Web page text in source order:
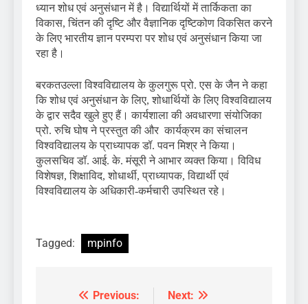
ध्यान शोध एवं अनुसंधान में है। विद्यार्थियों में तार्किकता का
विकास, चिंतन की दृष्टि और वैज्ञानिक दृष्टिकोण विकसित करने
के लिए भारतीय ज्ञान परम्परा पर शोध एवं अनुसंधान किया जा
रहा है।
बरकतउल्ला विश्वविद्यालय के कुलगुरू प्रो. एस के जैन ने कहा
कि शोध एवं अनुसंधान के लिए, शोधार्थियों के लिए विश्वविद्यालय
के द्वार सदैव खुले हुए हैं। कार्यशाला की अवधारणा संयोजिका
प्रो. रुचि घोष ने प्रस्तुत की और कार्यक्रम का संचालन
विश्वविद्यालय के प्राध्यापक डॉ. पवन मिश्र ने किया।
कुलसचिव डॉ. आई. के. मंसूरी ने आभार व्यक्त किया। विविध
विशेषज्ञ, शिक्षाविद, शोधार्थी, प्राध्यापक, विद्यार्थी एवं
विश्वविद्यालय के अधिकारी-कर्मचारी उपस्थित रहे।
Tagged: mpinfo
Post
Previous:
Next: